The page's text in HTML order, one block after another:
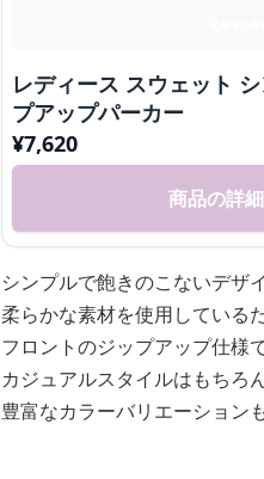
レディース スウェット
プアップパーカー
¥7,620
商品の詳
シンプルで飽きのこないデザ
柔らかな素材を使用している
フロントのジップアップ仕様
カジュアルスタイルはもちろ
豊富なカラーバリエーション